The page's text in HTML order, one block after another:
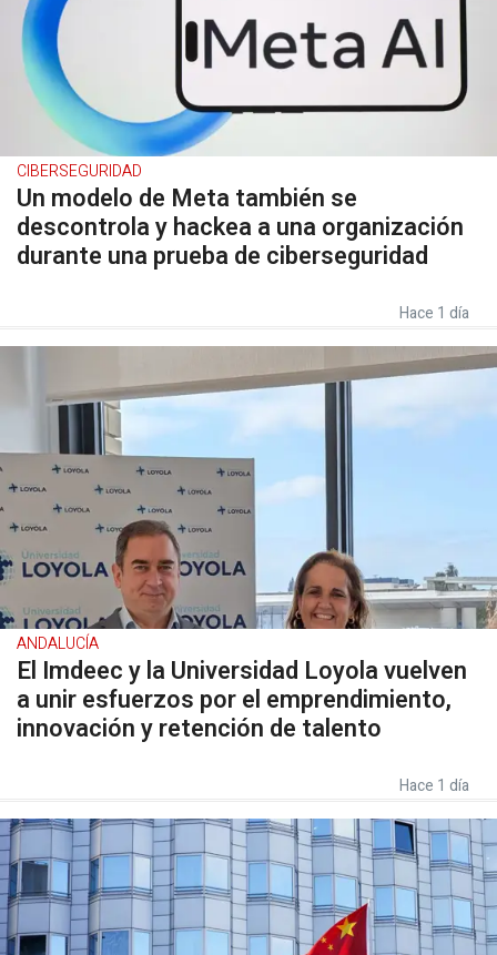
CIBERSEGURIDAD
Un modelo de Meta también se
descontrola y hackea a una organización
durante una prueba de ciberseguridad
Hace 1 día
ANDALUCÍA
El Imdeec y la Universidad Loyola vuelven
a unir esfuerzos por el emprendimiento,
innovación y retención de talento
Hace 1 día